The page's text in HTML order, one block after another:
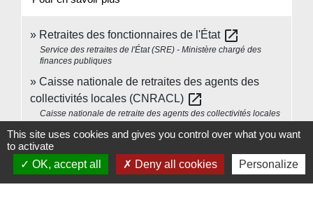
Retraites des fonctionnaires de l'État open_in_new
Service des retraites de l'État (SRE) - Ministère chargé des
finances publiques
Caisse nationale de retraites des agents des
collectivités locales (CNRACL) open_in_new
Caisse nationale de retraite des agents des collectivités locales
(CNRACL)
Signaler une erreur sur cette page
This site uses cookies and gives you control over what you want
to activate
OK, accept all
Deny all cookies Personalize